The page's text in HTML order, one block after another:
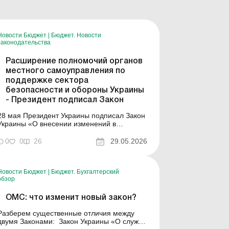
Бюджет
Бюджет. Новости
Расширение полномочий органов
местного самоуправления по
поддержке сектора
безопасности и обороны Украины
- Президент подписал Закон
мая Президент Украины подписал Закон
«О внесении изменений в
органов местного
самоуправления по поддержке сектора
предусматривается: предоставл...
0 0 26 29.05.2026
Бюджет
Бюджет. Бухгалтерский
ОМС: что изменит новый закон?
существенные отличия между
Законами: Закон Украины «О службе